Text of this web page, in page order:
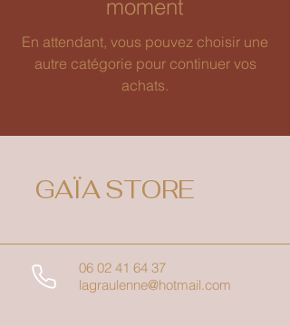
moment
En attendant, vous pouvez choisir une
autre catégorie pour continuer vos
achats.
GAÏA STORE
06 02 41 64 37
lagraulenne@hotmail.com